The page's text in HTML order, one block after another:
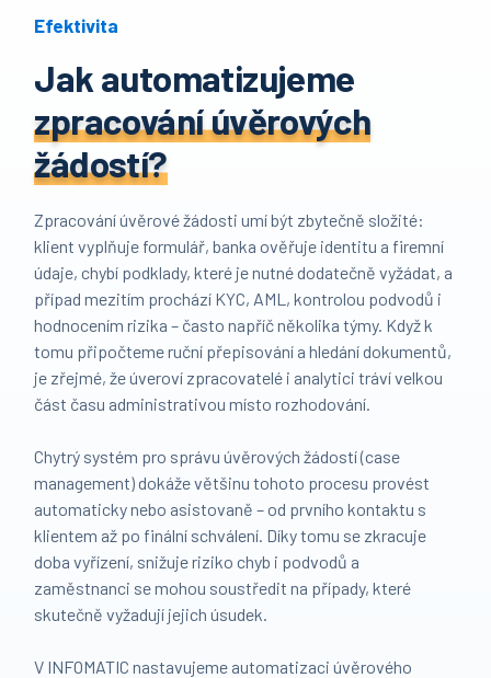
Efektivita
Jak automatizujeme
zpracování úvěrových
žádostí?
Zpracování úvěrové žádosti umí být zbytečně složité:
klient vyplňuje formulář, banka ověřuje identitu a firemní
údaje, chybí podklady, které je nutné dodatečně vyžádat, a
případ mezitím prochází KYC, AML, kontrolou podvodů i
hodnocením rizika – často napříč několika týmy. Když k
tomu připočteme ruční přepisování a hledání dokumentů,
je zřejmé, že úveroví zpracovatelé i analytici tráví velkou
část času administrativou místo rozhodování.
Chytrý systém pro správu úvěrových žádostí (case
management) dokáže většinu tohoto procesu provést
automaticky nebo asistovaně – od prvního kontaktu s
klientem až po finální schválení. Díky tomu se zkracuje
doba vyřízení, snižuje riziko chyb i podvodů a
zaměstnanci se mohou soustředit na případy, které
skutečně vyžadují jejich úsudek.
V INFOMATIC nastavujeme automatizaci úvěrového